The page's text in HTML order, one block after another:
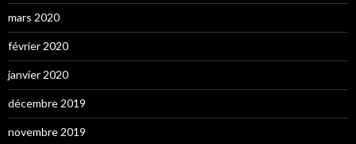
mars 2020
février 2020
janvier 2020
décembre 2019
novembre 2019